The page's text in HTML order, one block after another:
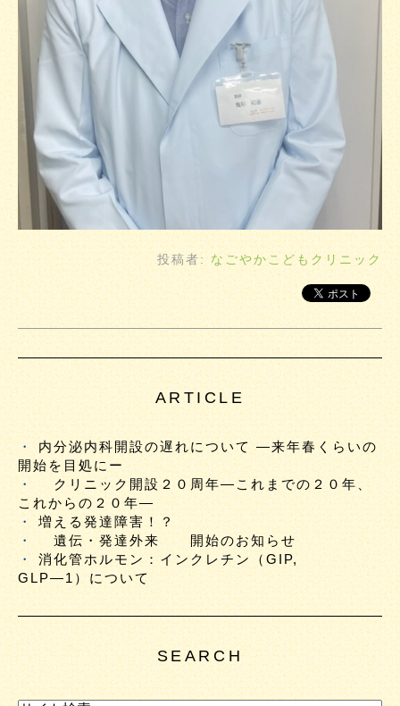
投稿者:なごやかこどもクリニック
ARTICLE
内分泌内科開設の遅れについて ―来年春くらいの
開始を目処にー
クリニック開設２０周年―これまでの２０年、
これからの２０年―
増える発達障害！？
遺伝・発達外来 開始のお知らせ
消化管ホルモン：インクレチン（GIP,
GLP―1）について
SEARCH